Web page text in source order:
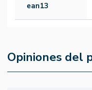
ean13
Opiniones del